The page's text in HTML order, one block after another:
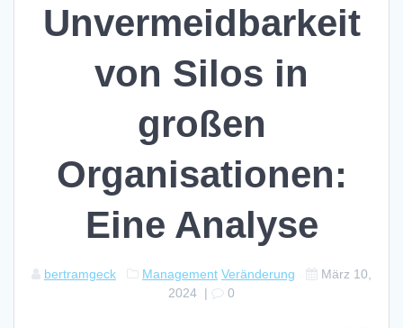
Unvermeidbarkeit
von Silos in
großen
Organisationen:
Eine Analyse
bertramgeck Management Veränderung
März 10,
2024 | 0